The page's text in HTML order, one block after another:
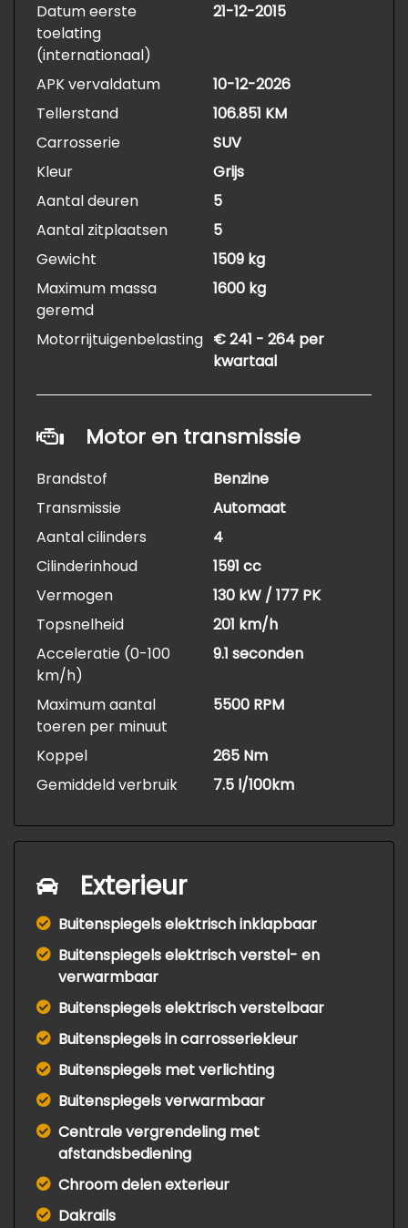
Datum eerste
toelating
(internationaal)
21-12-2015
APK vervaldatum
10-12-2026
Tellerstand
106.851 KM
Carrosserie
SUV
Kleur
Grijs
Aantal deuren
5
Aantal zitplaatsen
5
Gewicht
1509 kg
Maximum massa
geremd
1600 kg
Motorrijtuigenbelasting € 241 - 264 per
kwartaal
Motor en transmissie
Brandstof
Benzine
Transmissie
Automaat
Aantal cilinders
4
Cilinderinhoud
1591 cc
Vermogen
130 kW / 177 PK
Topsnelheid
201 km/h
Acceleratie (0-100
km/h)
9.1 seconden
Maximum aantal
toeren per minuut
5500 RPM
Koppel
265 Nm
Gemiddeld verbruik
7.5 l/100km
Exterieur
Buitenspiegels elektrisch inklapbaar
Buitenspiegels elektrisch verstel- en
verwarmbaar
Buitenspiegels elektrisch verstelbaar
Buitenspiegels in carrosseriekleur
Buitenspiegels met verlichting
Buitenspiegels verwarmbaar
Centrale vergrendeling met
afstandsbediening
Chroom delen exterieur
Dakrails